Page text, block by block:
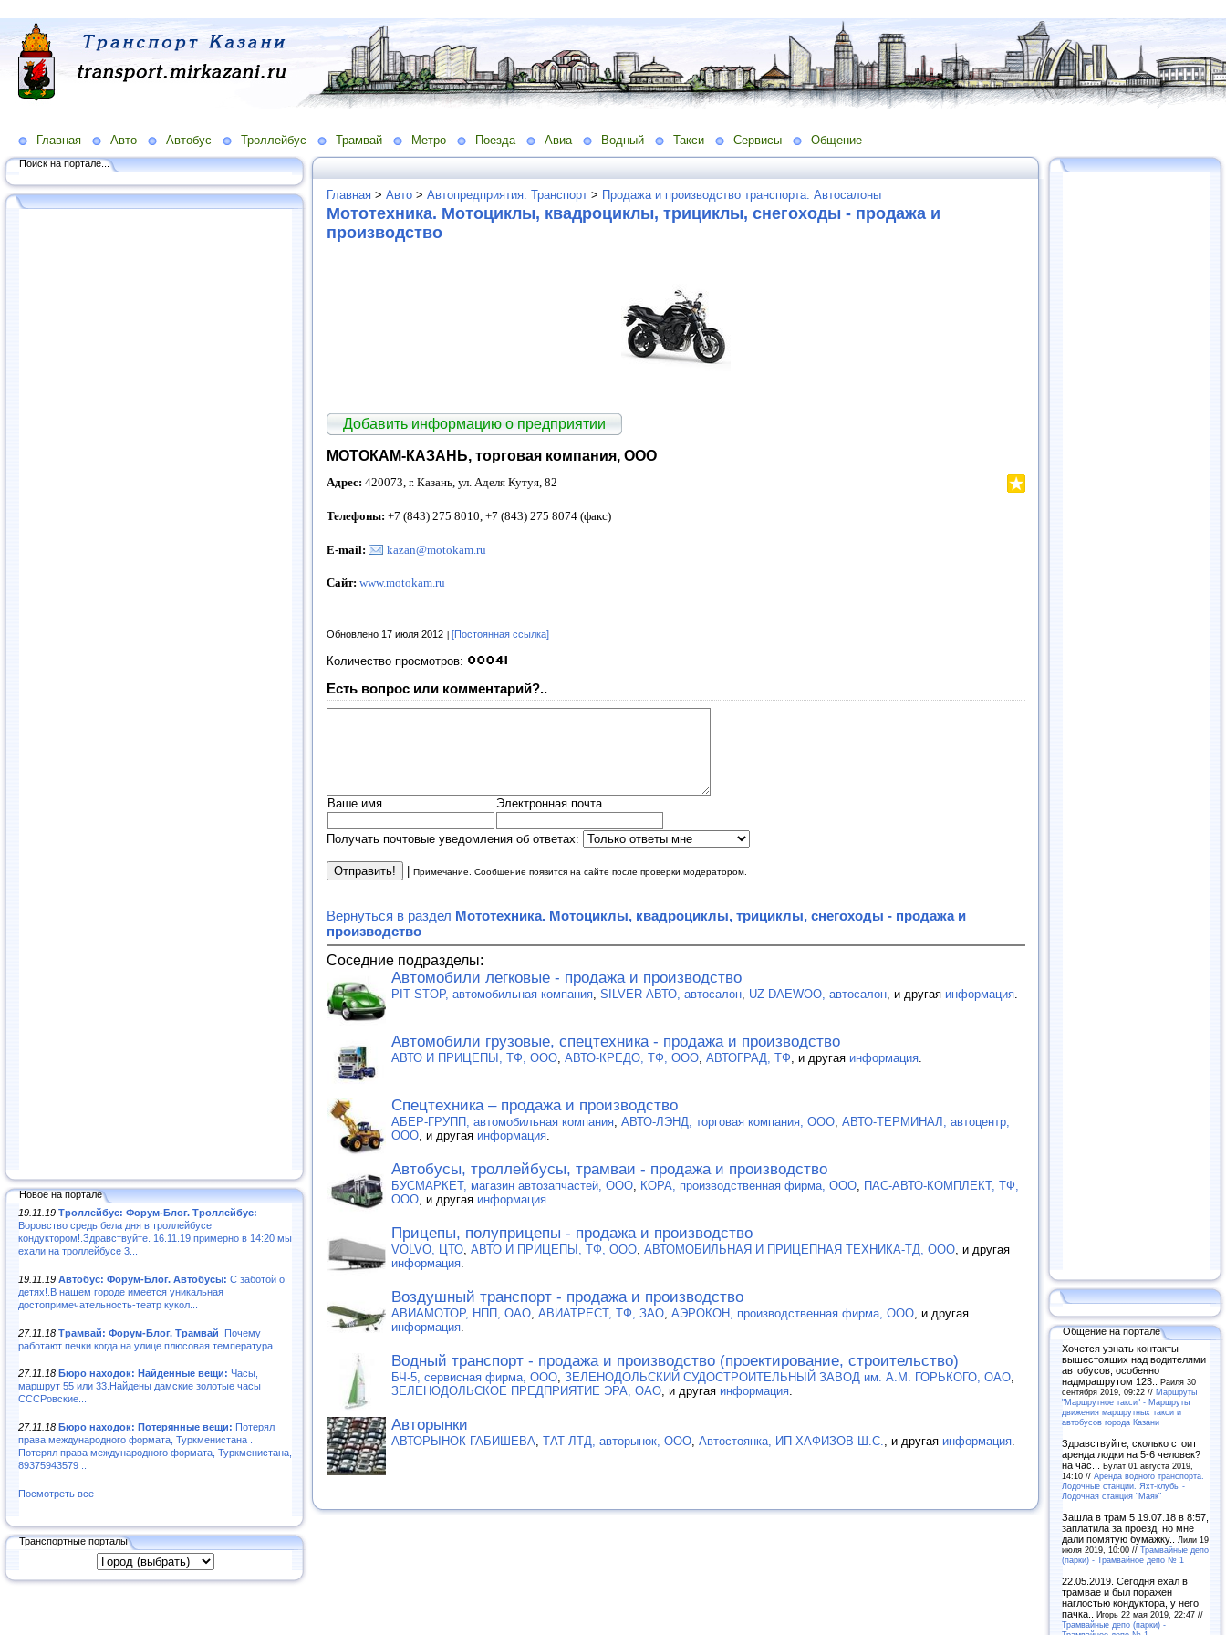
Главная Авто Автобус Троллейбус Трамвай Метро Поезда Авиа Водный Такси Сервисы Общение
Поиск на портале...
Новое на портале
19.11.19 Троллейбус: Форум-Блог. Троллейбус:
Воровство средь бела дня в троллейбусе
кондуктором!.Здравствуйте. 16.11.19 примерно в 14:20 мы
ехали на троллейбусе 3...
19.11.19 Автобус: Форум-Блог. Автобусы: С заботой о
детях!.В нашем городе имеется уникальная
достопримечательность-театр кукол...
27.11.18 Трамвай: Форум-Блог. Трамвай .Почему
работают печки когда на улице плюсовая температура...
27.11.18 Бюро находок: Найденные вещи: Часы,
маршрут 55 или 33.Найдены дамские золотые часы
СССРовские...
27.11.18 Бюро находок: Потерянные вещи: Потерял
права международного формата, Туркменистана .
Потерял права международного формата, Туркменистана,
89375943579 ..
Посмотреть все
Транспортные порталы
Главная > Авто > Автопредприятия. Транспорт > Продажа и производство транспорта. Автосалоны
Мототехника. Мотоциклы, квадроциклы, трициклы, снегоходы - продажа и
производство
Добавить информацию о предприятии
МОТОКАМ-КАЗАНЬ, торговая компания, ООО
Адрес: 420073, г. Казань, ул. Аделя Кутуя, 82
Телефоны: +7 (843) 275 8010, +7 (843) 275 8074 (факс)
E-mail: kazan@motokam.ru
Сайт: www.motokam.ru
Обновлено 17 июля 2012 [Постоянная ссылка]
Количество просмотров:
Есть вопрос или комментарий?..
Ваше имя Электронная почта
Получать почтовые уведомления об ответах:
| Примечание. Сообщение появится на сайте после проверки модератором.
Вернуться в раздел Мототехника. Мотоциклы, квадроциклы, трициклы, снегоходы - продажа и
производство
Соседние подразделы:
Автомобили легковые - продажа и производство
PIT STOP, автомобильная компания SILVER АВТО, автосалон UZ-DAEWOO, автосалон , и другая информация
Автомобили грузовые, спецтехника - продажа и производство
АВТО И ПРИЦЕПЫ, ТФ, ООО АВТО-КРЕДО, ТФ, ООО АВТОГРАД, ТФ , и другая информация
Спецтехника – продажа и производство
АБЕР-ГРУПП, автомобильная компания АВТО-ЛЭНД, торговая компания, ООО АВТО-ТЕРМИНАЛ, автоцентр,
ООО , и другая информация
Автобусы, троллейбусы, трамваи - продажа и производство
БУСМАРКЕТ, магазин автозапчастей, ООО КОРА, производственная фирма, ООО ПАС-АВТО-КОМПЛЕКТ, ТФ,
ООО , и другая информация
Прицепы, полуприцепы - продажа и производство
VOLVO, ЦТО АВТО И ПРИЦЕПЫ, ТФ, ООО АВТОМОБИЛЬНАЯ И ПРИЦЕПНАЯ ТЕХНИКА-ТД, ООО , и другая
информация
Воздушный транспорт - продажа и производство
АВИАМОТОР, НПП, ОАО АВИАТРЕСТ, ТФ, ЗАО АЭРОКОН, производственная фирма, ООО , и другая
информация
Водный транспорт - продажа и производство (проектирование, строительство)
БЧ-5, сервисная фирма, ООО ЗЕЛЕНОДОЛЬСКИЙ СУДОСТРОИТЕЛЬНЫЙ ЗАВОД им. А.М. ГОРЬКОГО, ОАО
ЗЕЛЕНОДОЛЬСКОЕ ПРЕДПРИЯТИЕ ЭРА, ОАО , и другая информация
Авторынки
АВТОРЫНОК ГАБИШЕВА ТАТ-ЛТД, авторынок, ООО Автостоянка, ИП ХАФИЗОВ Ш.С. , и другая информация
Общение на портале
Хочется узнать контакты
вышестоящих над водителями
автобусов, особенно
надмрашрутом 123.. Раиля 30
сентября 2019, 09:22 // Маршруты
"Маршрутное такси" - Маршруты
движения маршрутных такси и
автобусов города Казани
Здравствуйте, сколько стоит
аренда лодки на 5-6 человек?
на час... Булат 01 августа 2019,
14:10 // Аренда водного транспорта.
Лодочные станции. Яхт-клубы -
Лодочная станция "Маяк"
Зашла в трам 5 19.07.18 в 8:57,
заплатила за проезд, но мне
дали помятую бумажку..
Лили 19
июля 2019, 10:00 // Трамвайные депо
(парки) - Трамвайное депо № 1
22.05.2019. Сегодня ехал в
трамвае и был поражен
наглостью кондуктора, у него
пачка.. Игорь 22 мая 2019, 22:47 //
Трамвайные депо (парки) -